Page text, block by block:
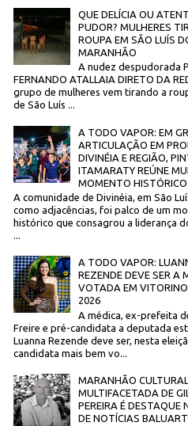
QUE DELÍCIA OU
PUDOR? MULHERES
ROUPA EM SÃO LUÍS
MARANHÃO
A nudez despudorada
FERNANDO ATALLAIA DIRETO DA
grupo de mulheres vem tirando a
de São Luís ...
A TODO VAPOR: EM
ARTICULAÇÃO EM
DIVINÉIA E REGIÃO,
ITAMARATY REÚNE
MOMENTO HISTÓRICO
A comunidade de Divinéia, em São
como adjacências, foi palco de um
histórico que consagrou a liderança
...
A TODO VAPOR:
REZENDE DEVE SER A
VOTADA EM VITORINO
2026
A médica, ex-prefeita
Freire e pré-candidata a deputada
Luanna Rezende deve ser, nesta
candidata mais bem vo...
MARANHÃO
MULTIFACETADA DE
PEREIRA É DESTAQUE
DE NOTÍCIAS